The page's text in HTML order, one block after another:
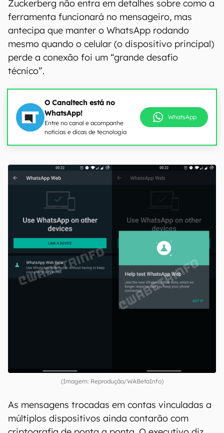
Zuckerberg não entra em detalhes sobre como a
ferramenta funcionará no mensageiro, mas
antecipa que manter o WhatsApp rodando
mesmo quando o celular (o dispositivo principal)
perde a conexão foi um “grande desafio
técnico”.
O Canaltech está no
WhatsApp!
Entre no canal e acompanhe
notícias e dicas de tecnologia
WhatsApp